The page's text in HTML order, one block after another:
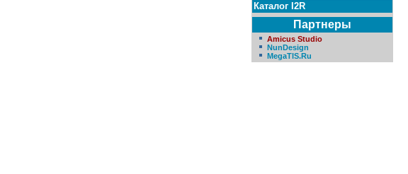
Каталог I2R
Партнеры
Amicus Studio
NunDesign
MegaTIS.Ru